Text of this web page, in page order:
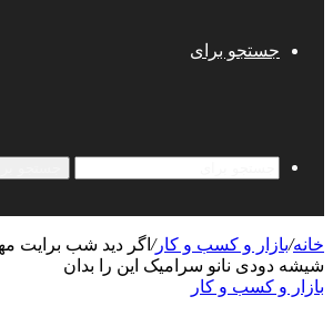
جستجو برای
خانه/بازار و کسب و کار/ اگر دید شب برایت
شیشه دودی نانو سرامیک این را بدان
بازار و کسب و کار